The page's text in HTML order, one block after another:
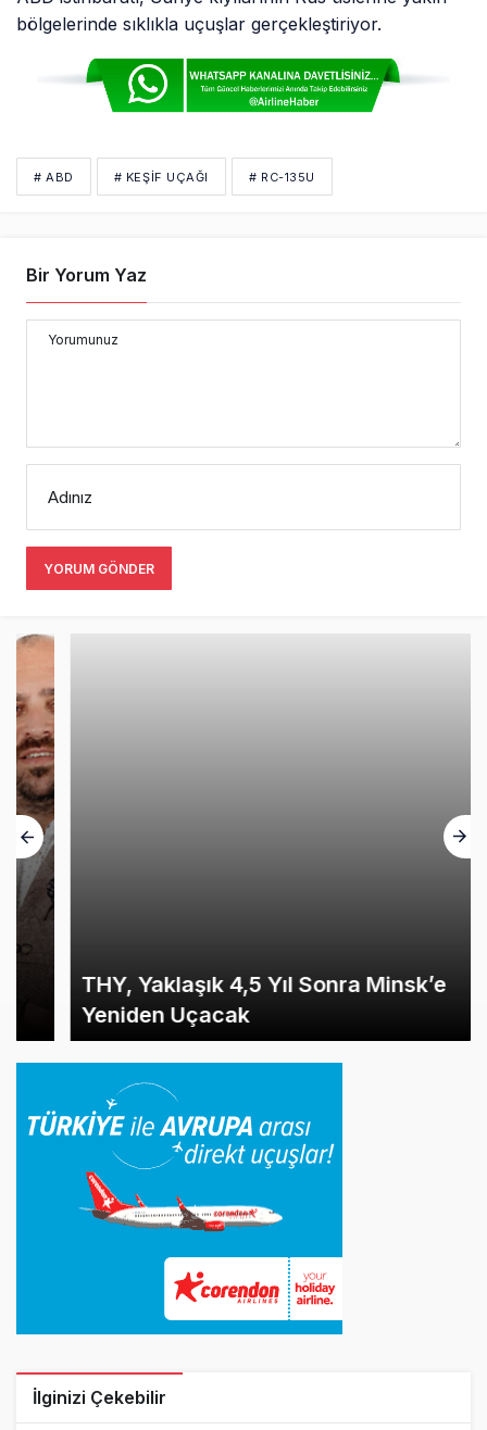
bölgelerinde sıklıkla uçuşlar gerçekleştiriyor.
# ABD # KEŞIF UÇAĞI # RC-135U
Bir Yorum Yaz
Yorumunuz
Adınız
YORUM GÖNDER
THY, Yaklaşık 4,5 Yıl Sonra Minsk’e
Yeniden Uçacak
İlginizi Çekebilir